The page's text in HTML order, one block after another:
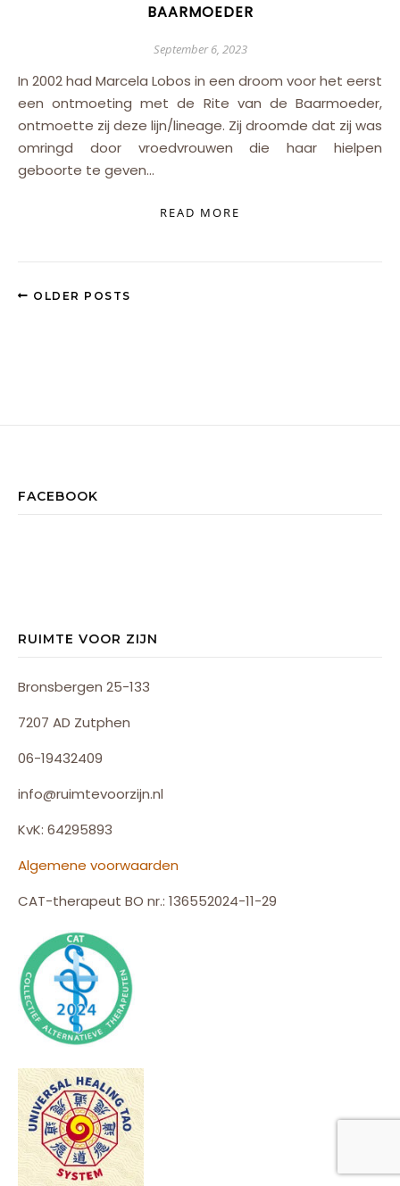
BAARMOEDER
September 6, 2023
In 2002 had Marcela Lobos in een droom voor het eerst
een ontmoeting met de Rite van de Baarmoeder,
ontmoette zij deze lijn/lineage. Zij droomde dat zij was
omringd door vroedvrouwen die haar hielpen
geboorte te geven…
READ MORE
OLDER POSTS
FACEBOOK
RUIMTE VOOR ZIJN
Bronsbergen 25-133
7207 AD Zutphen
06-19432409
info@ruimtevoorzijn.nl
KvK: 64295893
Algemene voorwaarden
CAT-therapeut BO nr.: 136552024-11-29